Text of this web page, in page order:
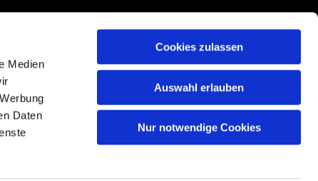
Medien
Daten
Cookies zulassen
Auswahl erlauben
Nur notwendige Cookies